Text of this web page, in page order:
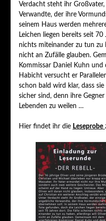
Verdacht steht ihr Großvater,
Verwandte, der ihre
seinem Haus werden
Leichen liegen bereits seit
nichts miteinander zu tun zu
nicht an Zufälle glauben.
Kommissar Daniel Kuhn
Habicht versucht er
schon bald wird klar, dass
sicher sind, denn ihre
Lebenden zu weilen …
Hier findet ihr die Leseprobe